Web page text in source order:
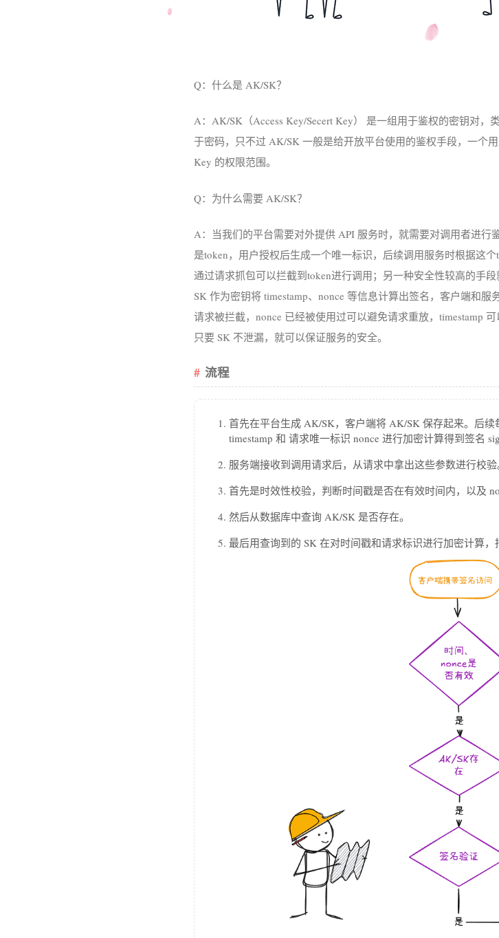
Q：什么是 AK/SK？
A：AK/SK（Access Key/Secert Key） 是一组用于鉴权的密钥对
于密码，只不过 AK/SK 一般是给开放平台使用的鉴权手段，一个
Key 的权限范围。
Q：为什么需要 AK/SK？
A：当我们的平台需要对外提供 API 服务时，就需要对调用者进行
是token，用户授权后生成一个唯一标识，后续调用服务时根据这
通过请求抓包可以拦截到token进行调用；另一种安全性较高的手
SK 作为密钥将 timestamp、nonce 等信息计算出签名，客户端和
请求被拦截，nonce 已经被使用过可以避免请求重放，timestamp
只要 SK 不泄漏，就可以保证服务的安全。
流程
首先在平台生成 AK/SK，客户端将 AK/SK 保存起来。后
timestamp 和 请求唯一标识 nonce 进行加密计算得到签名
服务端接收到调用请求后，从请求中拿出这些参数进行校验
首先是时效性校验，判断时间戳是否在有效时间内，以及
然后从数据库中查询 AK/SK 是否存在。
最后用查询到的 SK 在对时间戳和请求标识进行加密计算，